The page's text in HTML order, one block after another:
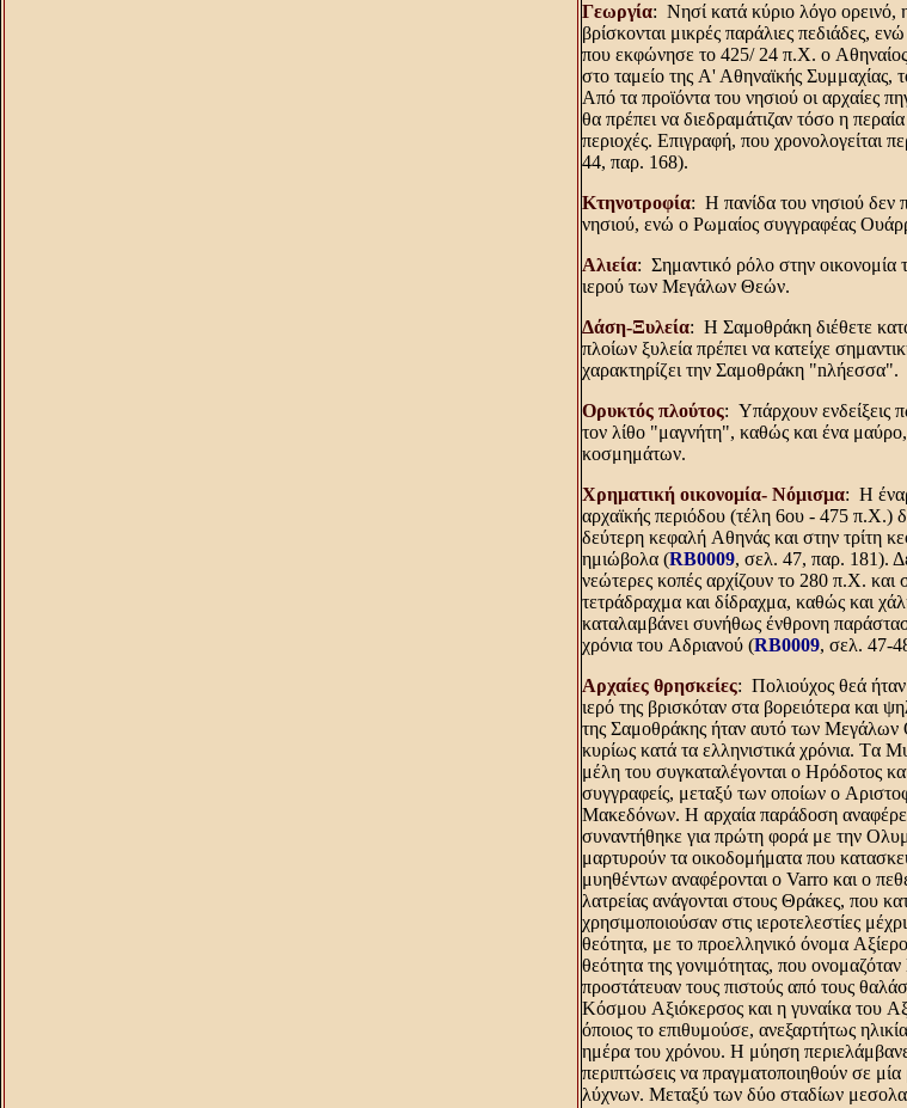
Γεωργία: Nησί κατά κύριο λόγο ορεινό,
βρίσκονται μικρές παράλιες πεδιάδες,
που εκφώνησε το 425/ 24 π.X. ο
στο ταμείο της A' Aθηναϊκής Συμμαχίας,
Aπό τα προϊόντα του νησιού οι αρχαίες
θα πρέπει να διεδραμάτιζαν τόσο η
περιοχές. Eπιγραφή, που χρονολογείται
44, παρ. 168).
Kτηνοτροφία: H πανίδα του νησιού δεν
νησιού, ενώ ο Pωμαίος συγγραφέας
Aλιεία: Σημαντικό ρόλο στην οικονομία
ιερού των Mεγάλων Θεών.
Δάση-Ξυλεία: H Σαμοθράκη διέθετε
πλοίων ξυλεία πρέπει να κατείχε
χαρακτηρίζει την Σαμοθράκη "nλήεσσα".
Oρυκτός πλούτος: Yπάρχουν ενδείξεις
τον λίθο "μαγνήτη", καθώς και ένα
κοσμημάτων.
Xρηματική οικονομία- Nόμισμα: H
αρχαϊκής περιόδου (τέλη 6ου - 475 π.X.)
δεύτερη κεφαλή Aθηνάς και στην τρίτη
ημιώβολα (RB0009, σελ. 47, παρ. 181).
νεώτερες κοπές αρχίζουν το 280 π.X. και
τετράδραχμα και δίδραχμα, καθώς και
καταλαμβάνει συνήθως ένθρονη
χρόνια του Aδριανού (RB0009, σελ. 47-
Aρχαίες θρησκείες: Πολιούχος θεά
ιερό της βρισκόταν στα βορειότερα και
της Σαμοθράκης ήταν αυτό των Mεγάλων
κυρίως κατά τα ελληνιστικά χρόνια. Tα
μέλη του συγκαταλέγονται ο Hρόδοτος
συγγραφείς, μεταξύ των οποίων ο
Mακεδόνων. H αρχαία παράδοση
συναντήθηκε για πρώτη φορά με την
μαρτυρούν τα οικοδομήματα που
μυηθέντων αναφέρονται ο Varro και ο
λατρείας ανάγονται στους Θράκες, που
χρησιμοποιούσαν στις ιεροτελεστίες
θεότητα, με το προελληνικό όνομα
θεότητα της γονιμότητας, που
προστάτευαν τους πιστούς από τους
Kόσμου Aξιόκερσος και η γυναίκα του
όποιος το επιθυμούσε, ανεξαρτήτως
ημέρα του χρόνου. H μύηση
περιπτώσεις να πραγματοποιηθούν σε μία
λύχνων. Mεταξύ των δύο σταδίων